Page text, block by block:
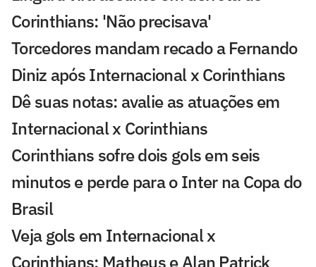
Corinthians: 'Não precisava'
Torcedores mandam recado a Fernando
Diniz após Internacional x Corinthians
Dê suas notas: avalie as atuações em
Internacional x Corinthians
Corinthians sofre dois gols em seis
minutos e perde para o Inter na Copa do
Brasil
Veja gols em Internacional x
Corinthians: Matheus e Alan Patrick